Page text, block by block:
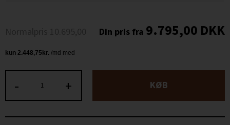
9.795,00 DKK
+
- KØB